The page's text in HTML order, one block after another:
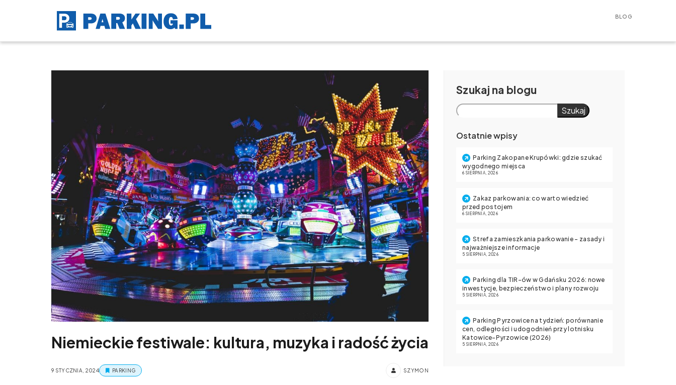
BLOG
Niemieckie festiwale: kultura, muzyka i radość życia
9 STYCZNIA, 2024 PARKING SZYMON
Szukaj
Szukaj
Ostatnie wpisy
Parking Zakopane Krupówki: gdzie szukać
wygodnego miejsca
6 SIERPNIA, 2026
Zakaz parkowania: co warto wiedzieć
przed postojem
6 SIERPNIA, 2026
Strefa zamieszkania parkowanie – zasady i
najważniejsze informacje
5 SIERPNIA, 2026
Parking dla TIR-ów w Gdańsku 2026: nowe
inwestycje, bezpieczeństwo i plany rozwoju
5 SIERPNIA, 2026
Parking Pyrzowice na tydzień: porównanie
cen, odległości i udogodnień przy lotnisku
Katowice-Pyrzowice (2026)
5 SIERPNIA, 2026